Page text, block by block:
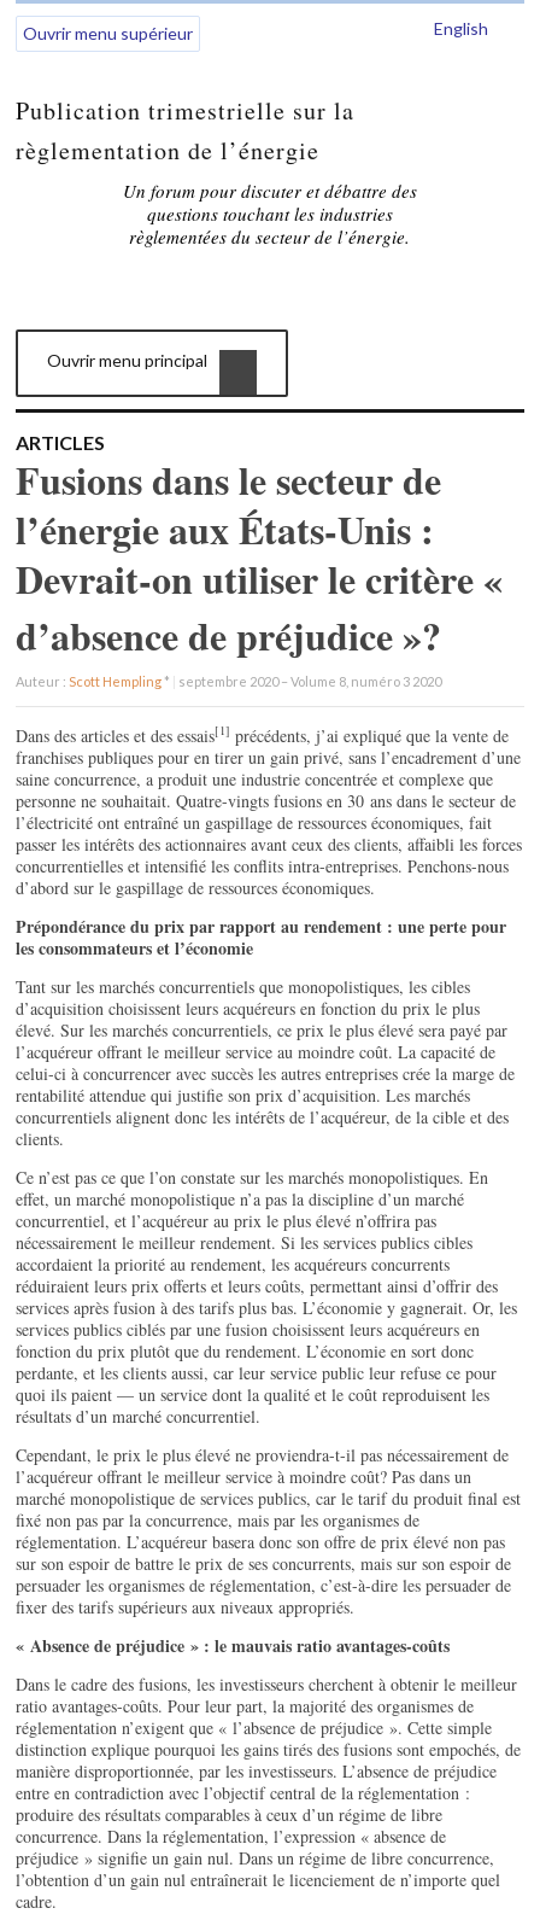
English
Ouvrir menu supérieur
Publication trimestrielle sur la
règlementation de l’énergie
Un forum pour discuter et débattre des
questions touchant les industries
règlementées du secteur de l’énergie.
Ouvrir menu principal
ARTICLES
Fusions dans le secteur de
l’énergie aux États-Unis :
Devrait-on utiliser le critère «
d’absence de préjudice »?
Auteur : Scott Hempling * | septembre 2020 – Volume 8, numéro 3 2020
Dans des articles et des essais[1] précédents, j’ai expliqué que la vente de
franchises publiques pour en tirer un gain privé, sans l’encadrement d’une
saine concurrence, a produit une industrie concentrée et complexe que
personne ne souhaitait. Quatre-vingts fusions en 30 ans dans le secteur de
l’électricité ont entraîné un gaspillage de ressources économiques, fait
passer les intérêts des actionnaires avant ceux des clients, affaibli les forces
concurrentielles et intensifié les conflits intra-entreprises. Penchons-nous
d’abord sur le gaspillage de ressources économiques.
Prépondérance du prix par rapport au rendement : une perte pour
les consommateurs et l’économie
Tant sur les marchés concurrentiels que monopolistiques, les cibles
d’acquisition choisissent leurs acquéreurs en fonction du prix le plus
élevé. Sur les marchés concurrentiels, ce prix le plus élevé sera payé par
l’acquéreur offrant le meilleur service au moindre coût. La capacité de
celui-ci à concurrencer avec succès les autres entreprises crée la marge de
rentabilité attendue qui justifie son prix d’acquisition. Les marchés
concurrentiels alignent donc les intérêts de l’acquéreur, de la cible et des
clients.
Ce n’est pas ce que l’on constate sur les marchés monopolistiques. En
effet, un marché monopolistique n’a pas la discipline d’un marché
concurrentiel, et l’acquéreur au prix le plus élevé n’offrira pas
nécessairement le meilleur rendement. Si les services publics cibles
accordaient la priorité au rendement, les acquéreurs concurrents
réduiraient leurs prix offerts et leurs coûts, permettant ainsi d’offrir des
services après fusion à des tarifs plus bas. L’économie y gagnerait. Or, les
services publics ciblés par une fusion choisissent leurs acquéreurs en
fonction du prix plutôt que du rendement. L’économie en sort donc
perdante, et les clients aussi, car leur service public leur refuse ce pour
quoi ils paient — un service dont la qualité et le coût reproduisent les
résultats d’un marché concurrentiel.
Cependant, le prix le plus élevé ne proviendra-t-il pas nécessairement de
l’acquéreur offrant le meilleur service à moindre coût? Pas dans un
marché monopolistique de services publics, car le tarif du produit final est
fixé non pas par la concurrence, mais par les organismes de
réglementation. L’acquéreur basera donc son offre de prix élevé non pas
sur son espoir de battre le prix de ses concurrents, mais sur son espoir de
persuader les organismes de réglementation, c’est-à-dire les persuader de
fixer des tarifs supérieurs aux niveaux appropriés.
« Absence de préjudice » : le mauvais ratio avantages-coûts
Dans le cadre des fusions, les investisseurs cherchent à obtenir le meilleur
ratio avantages-coûts. Pour leur part, la majorité des organismes de
réglementation n’exigent que « l’absence de préjudice ». Cette simple
distinction explique pourquoi les gains tirés des fusions sont empochés, de
manière disproportionnée, par les investisseurs. L’absence de préjudice
entre en contradiction avec l’objectif central de la réglementation :
produire des résultats comparables à ceux d’un régime de libre
concurrence. Dans la réglementation, l’expression « absence de
préjudice » signifie un gain nul. Dans un régime de libre concurrence,
l’obtention d’un gain nul entraînerait le licenciement de n’importe quel
cadre.